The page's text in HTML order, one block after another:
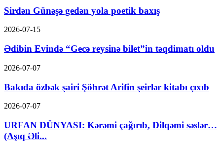
Sirdən Günəşə gedən yola poetik baxış
2026-07-15
Ədibin Evində “Gecə reysinə bilet”in təqdimatı oldu
2026-07-07
Bakıda özbək şairi Şöhrət Arifin şeirlər kitabı çıxıb
2026-07-07
URFAN DÜNYASI: Kərəmi çağırıb, Dilqəmi səslər…
(Aşıq Əli...